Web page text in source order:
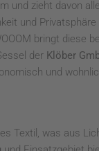
und zieht davon
und
bringt diese
der Klöber
und
Textil, was aus